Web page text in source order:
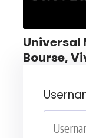
Universal
Bourse,